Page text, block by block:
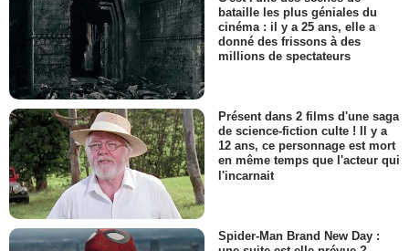
bataille les plus géniales du
cinéma : il y a 25 ans, elle a
donné des frissons à des
millions de spectateurs
Présent dans 2 films d'une saga
de science-fiction culte ! Il y a
12 ans, ce personnage est mort
en même temps que l'acteur qui
l'incarnait
Spider-Man Brand New Day :